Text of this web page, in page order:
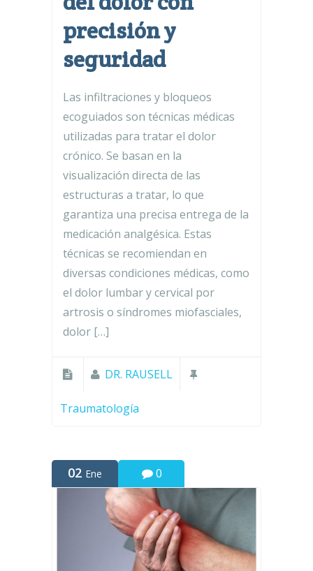
precisión y
seguridad
Las infiltraciones y bloqueos
ecoguiados son técnicas médicas
utilizadas para tratar el dolor
crónico. Se basan en la
visualización directa de las
estructuras a tratar, lo que
garantiza una precisa entrega de la
medicación analgésica. Estas
técnicas se recomiendan en
diversas condiciones médicas, como
el dolor lumbar y cervical por
artrosis o síndromes miofasciales,
dolor […]
DR. RAUSELL
Traumatología
02 Ene 0